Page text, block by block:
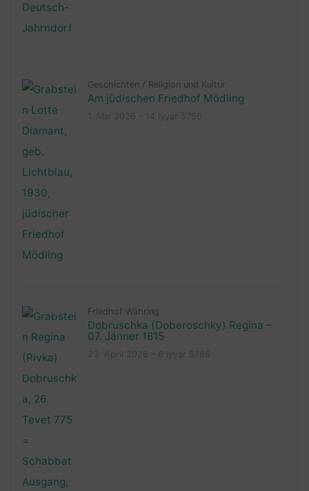
Geschichten / Religion und Kultur
Am jüdischen Friedhof Mödling
Friedhof Währing
Dobruschka (Doberoschky) Regina –
07. Jänner 1815